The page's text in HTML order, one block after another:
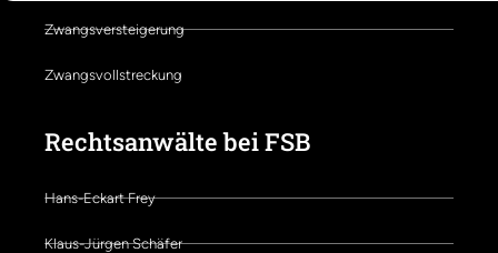
Zwangsversteigerung
Zwangsvollstreckung
Rechtsanwälte bei FSB
Hans-Eckart Frey
Klaus-Jürgen Schäfer